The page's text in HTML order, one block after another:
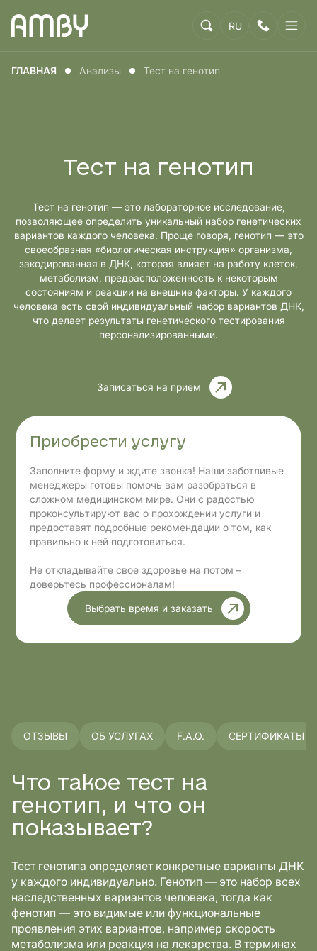
RU
ГЛАВНАЯ Анализы Тест на генотип
Тест на генотип
Тест на генотип — это лабораторное исследование,
позволяющее определить уникальный набор генетических
вариантов каждого человека. Проще говоря, генотип — это
своеобразная «биологическая инструкция» организма,
закодированная в ДНК, которая влияет на работу клеток,
метаболизм, предрасположенность к некоторым
состояниям и реакции на внешние факторы. У каждого
человека есть свой индивидуальный набор вариантов ДНК,
что делает результаты генетического тестирования
персонализированными.
Записаться на прием
Приобрести услугу
Заполните форму и ждите звонка! Наши заботливые
менеджеры готовы помочь вам разобраться в
сложном медицинском мире. Они с радостью
проконсультируют вас о прохождении услуги и
предоставят подробные рекомендации о том, как
правильно к ней подготовиться.
Не откладывайте свое здоровье на потом –
доверьтесь профессионалам!
Выбрать время и заказать
ОТЗЫВЫ ОБ УСЛУГАХ F.A.Q. СЕРТИФИКАТЫ
Что такое тест на
генотип, и что он
показывает?
Тест генотипа определяет конкретные варианты ДНК
у каждого индивидуально. Генотип — это набор всех
наследственных вариантов человека, тогда как
фенотип — это видимые или функциональные
проявления этих вариантов, например скорость
метаболизма или реакция на лекарства. В терминах